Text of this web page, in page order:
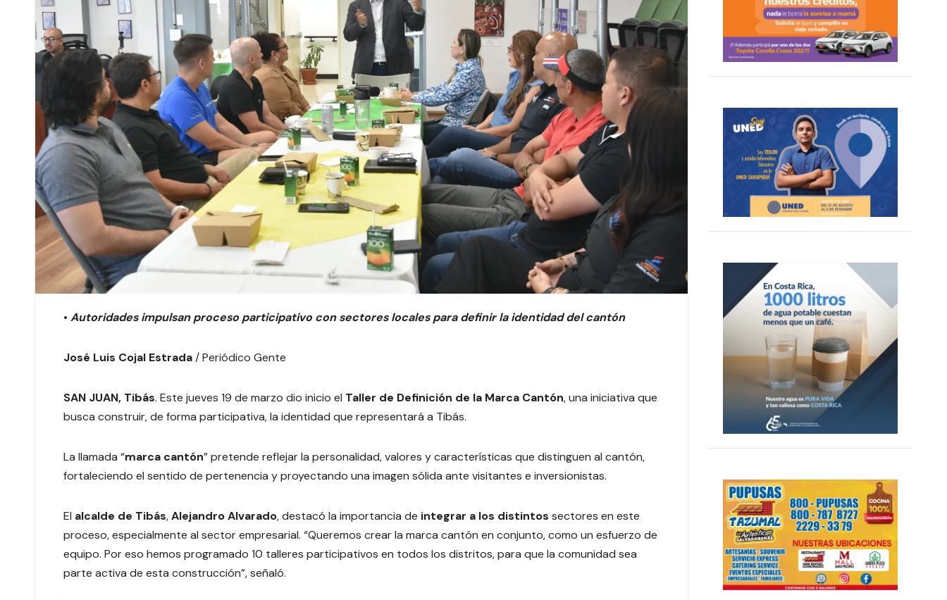
• Autoridades impulsan proceso participativo con sectores locales para definir la identidad del cantón
José Luis Cojal Estrada / Periódico Gente
SAN JUAN, Tibás. Este jueves 19 de marzo dio inicio el Taller de Definición de la Marca Cantón, una iniciativa que
busca construir, de forma participativa, la identidad que representará a Tibás.
La llamada “marca cantón” pretende reflejar la personalidad, valores y características que distinguen al cantón,
fortaleciendo el sentido de pertenencia y proyectando una imagen sólida ante visitantes e inversionistas.
El alcalde de Tibás,Alejandro Alvarado, destacó la importancia de integrar a los distintos sectores en este
proceso, especialmente al sector empresarial. “Queremos crear la marca cantón en conjunto, como un esfuerzo de
equipo. Por eso hemos programado 10 talleres participativos en todos los distritos, para que la comunidad sea
parte activa de esta construcción”, señaló.